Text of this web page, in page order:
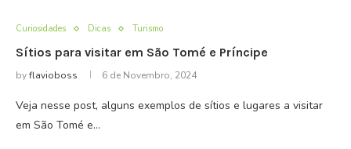
Curiosidades Dicas Turismo
Sítios para visitar em São Tomé e Príncipe
byflavioboss 6 de Novembro, 2024
Veja nesse post, alguns exemplos de sítios e lugares a visitar
em São Tomé e…